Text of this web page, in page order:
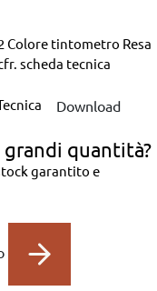
Colore tintometro Resa
scheda tecnica
Download
quantità?
garantito e